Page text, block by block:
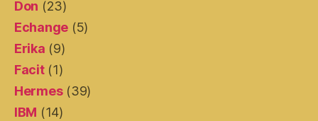
Don (23)
Echange (5)
Erika (9)
Facit(1)
Hermes(39)
IBM (14)